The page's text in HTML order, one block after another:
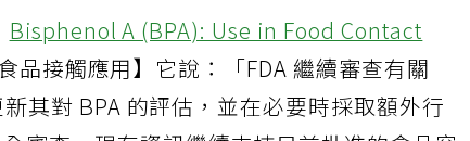
Bisphenol A (BPA): Use in Food Contact
品接觸應用】它說：「FDA 繼續審查有關
其對 BPA 的評估，並在必要時採取額外行